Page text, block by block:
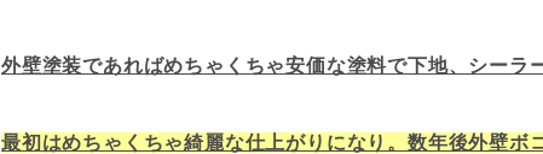
外壁塗装であればめちゃくちゃ安価な塗料で下地、シーラ
最初はめちゃくちゃ綺麗な仕上がりになり。数年後外壁ボ